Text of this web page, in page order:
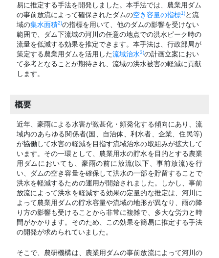
易に推定する手法を開発しました。本手法では、農業用ダム
の事前放流によって確保されたダムの空き容量の指標1)と流
域の集水面積2)の指標を用いて、他のダムの影響を受けない
範囲で、ダム下流域の河川の任意の地点での洪水ピーク時の
流量を低減する効果を推定できます。本手法は、行政部局が
策定する農業用ダムを活用した流域治水3)の計画立案におい
て参考となることが期待され、流域の洪水被害の軽減に貢献
します。
概要
近年、豪雨による水害が激甚化・頻発化する傾向にあり、流
域内のあらゆる関係者(国、自治体、利水者、企業、住民等)
が協働して水害の軽減を目指す流域治水の取組みが拡大して
います。その一環として、農業用水の貯水を目的とする農業
用ダムにおいても、豪雨の前に放流(以下、事前放流)を行
い、ダムの空き容量を確保して洪水の一部を貯留することで
洪水を軽減するための運用が開始されました。しかし、事前
放流によって洪水を軽減する効果の定量的な推定は、河川に
よって農業用ダムの貯水容量や流域の地形が異なり、雨の降
り方の影響も受けることから非常に複雑で、多大な労力と時
間がかかります。そのため、この効果を簡易に推定する手法
の開発が求められていました。
そこで、農研機構は、農業用ダムの事前放流によって河川の